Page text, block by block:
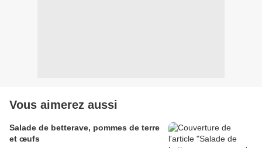
Vous aimerez aussi
Salade de betterave, pommes de terre
et œufs